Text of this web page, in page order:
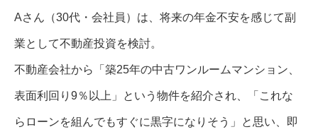
Aさん（30代・会社員）は、将来の年金不安を感じて副
業として不動産投資を検討。
不動産会社から「築25年の中古ワンルームマンション、
表面利回り9％以上」という物件を紹介され、「これな
らローンを組んでもすぐに黒字になりそう」と思い、即